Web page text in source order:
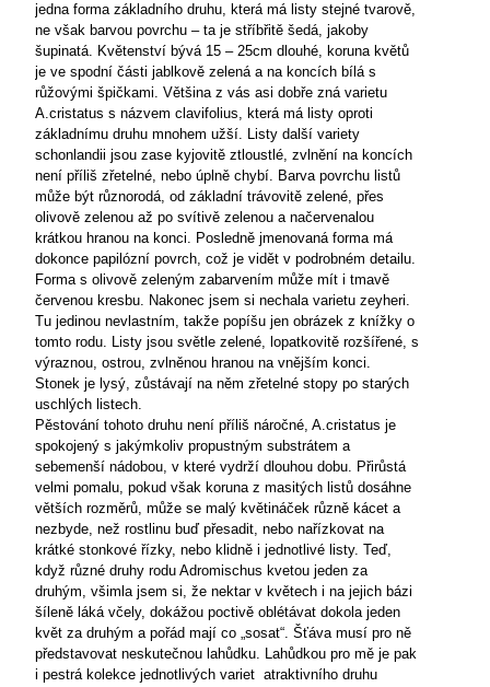
jedna forma základního druhu, která má listy stejné tvarově,
ne však barvou povrchu – ta je stříbřitě šedá, jakoby
šupinatá. Květenství bývá 15 – 25cm dlouhé, koruna květů
je ve spodní části jablkově zelená a na koncích bílá s
růžovými špičkami. Většina z vás asi dobře zná varietu
A.cristatus s názvem clavifolius, která má listy oproti
základnímu druhu mnohem užší. Listy další variety
schonlandii jsou zase kyjovitě ztloustlé, zvlnění na koncích
není příliš zřetelné, nebo úplně chybí. Barva povrchu listů
může být různorodá, od základní trávovitě zelené, přes
olivově zelenou až po svítivě zelenou a načervenalou
krátkou hranou na konci. Posledně jmenovaná forma má
dokonce papilózní povrch, což je vidět v podrobném detailu.
Forma s olivově zeleným zabarvením může mít i tmavě
červenou kresbu. Nakonec jsem si nechala varietu zeyheri.
Tu jedinou nevlastním, takže popíšu jen obrázek z knížky o
tomto rodu. Listy jsou světle zelené, lopatkovitě rozšířené, s
výraznou, ostrou, zvlněnou hranou na vnějším konci.
Stonek je lysý, zůstávají na něm zřetelné stopy po starých
uschlých listech.
Pěstování tohoto druhu není příliš náročné, A.cristatus je
spokojený s jakýmkoliv propustným substrátem a
sebemenší nádobou, v které vydrží dlouhou dobu. Přirůstá
velmi pomalu, pokud však koruna z masitých listů dosáhne
větších rozměrů, může se malý květináček různě kácet a
nezbyde, než rostlinu buď přesadit, nebo nařízkovat na
krátké stonkové řízky, nebo klidně i jednotlivé listy. Teď,
když různé druhy rodu Adromischus kvetou jeden za
druhým, všimla jsem si, že nektar v květech i na jejich bázi
šíleně láká včely, dokážou poctivě oblétávat dokola jeden
květ za druhým a pořád mají co „sosat“. Šťáva musí pro ně
představovat neskutečnou lahůdku. Lahůdkou pro mě je pak
i pestrá kolekce jednotlivých variet atraktivního druhu